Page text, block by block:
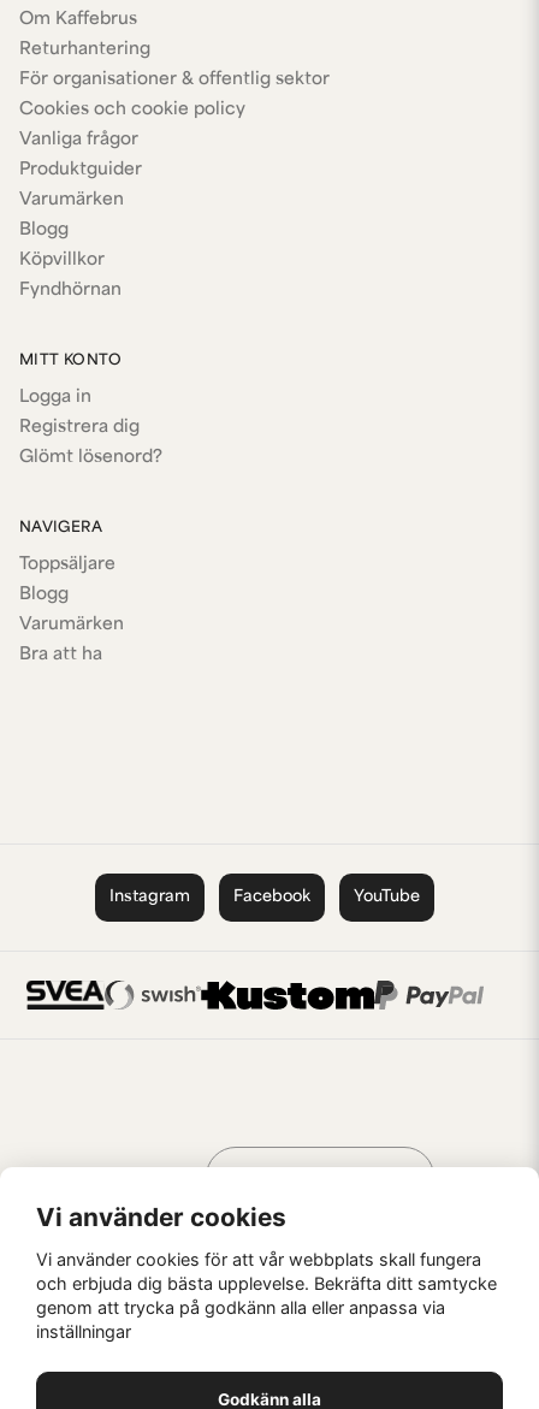
Om Kaffebrus
Returhantering
För organisationer & offentlig sektor
Cookies och cookie policy
Vanliga frågor
Produktguider
Varumärken
Blogg
Köpvillkor
Fyndhörnan
MITT KONTO
Logga in
Registrera dig
Glömt lösenord?
NAVIGERA
Toppsäljare
Blogg
Varumärken
Bra att ha
Instagram Facebook YouTube
Kaffebrus AB, Förskeppsgatan 2, 271 55 Ystad
AV KREATÖRER
Vi använder cookies
Vi använder cookies för att vår webbplats skall fungera
och erbjuda dig bästa upplevelse. Bekräfta ditt samtycke
genom att trycka på godkänn alla eller anpassa via
inställningar
Godkänn alla